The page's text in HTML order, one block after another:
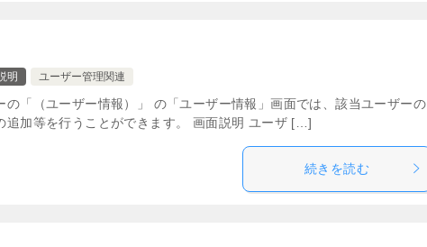
明 ユーザー管理関連
（ユーザー情報）」 の「ユーザー情報」画面では、該当ユーザーの
追加等を行うことができます。 画面説明 ユーザ […]
続きを読む